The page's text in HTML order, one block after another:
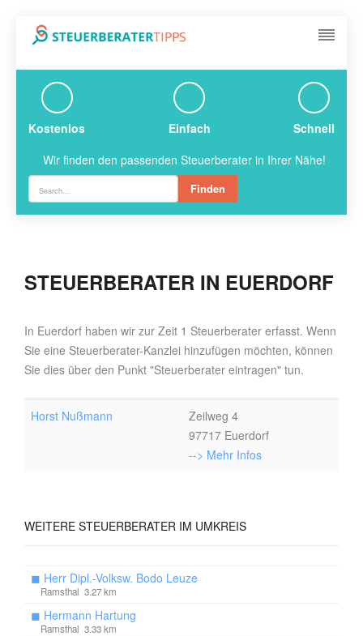
Kostenlos Einfach
Schnell
Wir finden den passenden Steuerberater in Ihrer Nähe!
Finden
STEUERBERATER IN EUERDORF
In Euerdorf haben wir zur Zeit 1 Steuerberater erfasst. Wenn
Sie eine Steuerberater-Kanzlei hinzufügen möchten, können
Sie dies über den Punkt "Steuerberater eintragen" tun.
Horst Nußmann
Zeilweg 4
97717 Euerdorf
--> Mehr Infos
WEITERE STEUERBERATER IM UMKREIS
◼ Herr Dipl.-Volksw. Bodo Leuze
Ramsthal 3.27 km
◼ Hermann Hartung
Ramsthal 3.33 km